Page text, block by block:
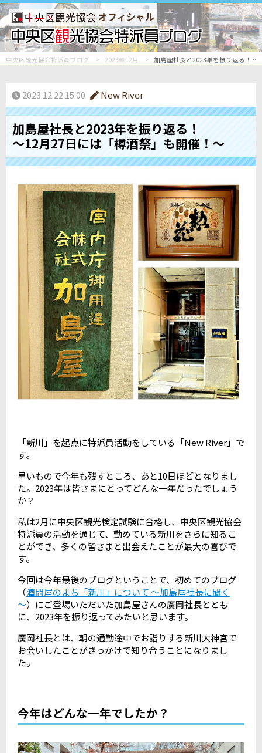
オフィシャル
中央区観光協会特派員ブログ 2023年12月 加島屋社長と2023年を振り返る！
2023.12.22 15:00 New River
加島屋社長と2023年を振り返る！
～12月27日には「樽酒祭」も開催！～
「新川」を起点に特派員活動をしている「New River」で
す。
早いもので今年も残すところ、あと10日ほどとなりまし
た。2023年は皆さまにとってどんな一年だったでしょう
か？
私は2月に中央区観光検定試験に合格し、中央区観光協会
特派員の活動を通じて、勤めている新川をさらに知るこ
とができ、多くの皆さまと出会えたことが最大の喜びで
す。
今回は今年最後のブログということで、初めてのブログ
（酒問屋のまち「新川」について ～加島屋社長に聞く
～）にご登場いただいた加島屋さんの廣岡社長ととも
に、2023年を振り返ってみたいと思います。
廣岡社長とは、朝の通勤途中でお詣りする新川大神宮で
お会いしたことがきっかけで知り合うことになりまし
た。
今年はどんな一年でしたか？